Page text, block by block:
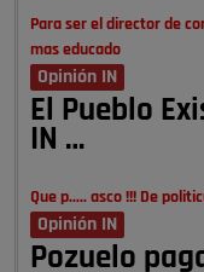
Para ser el director de
mas educado
Opinión IN
El Pueblo
IN …
Que p..... asco !!! De
Opinión IN
Pozuelo